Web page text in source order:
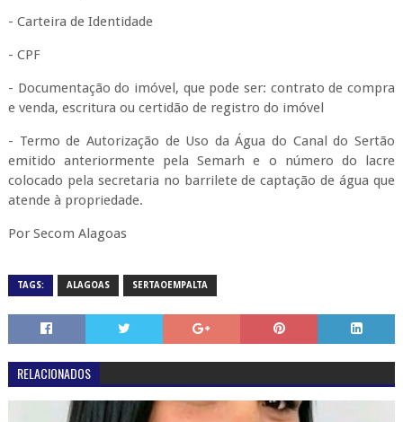
- Carteira de Identidade
- CPF
- Documentação do imóvel, que pode ser: contrato de compra
e venda, escritura ou certidão de registro do imóvel
- Termo de Autorização de Uso da Água do Canal do Sertão
emitido anteriormente pela Semarh e o número do lacre
colocado pela secretaria no barrilete de captação de água que
atende à propriedade.
Por Secom Alagoas
TAGS: ALAGOAS SERTAOEMPALTA
RELACIONADOS